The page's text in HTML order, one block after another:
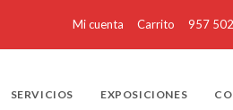
Mi cuenta Carrito 957
SERVICIOS EXPOSICIONES